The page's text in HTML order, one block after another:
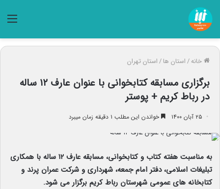
خانه/استان ها/استان تهران
برگزاری مسابقه کتابخوانی با عنوان عارف ۱۲ ساله
در رباط کریم + پوستر
۲۵ آبان ۱۴۰۰ خواندن این مطلب ۱ دقیقه زمان میبرد
به مناسبت هفته کتاب و کتابخوانی، مسابقه عارف ۱۲ ساله با همکاری
تبلیغات اسلامی، دفتر امام جمعه، شهرداری و شرکت عمران پرند و
کتابخانه های عمومی شهرستان رباط کریم برگزار می شود.